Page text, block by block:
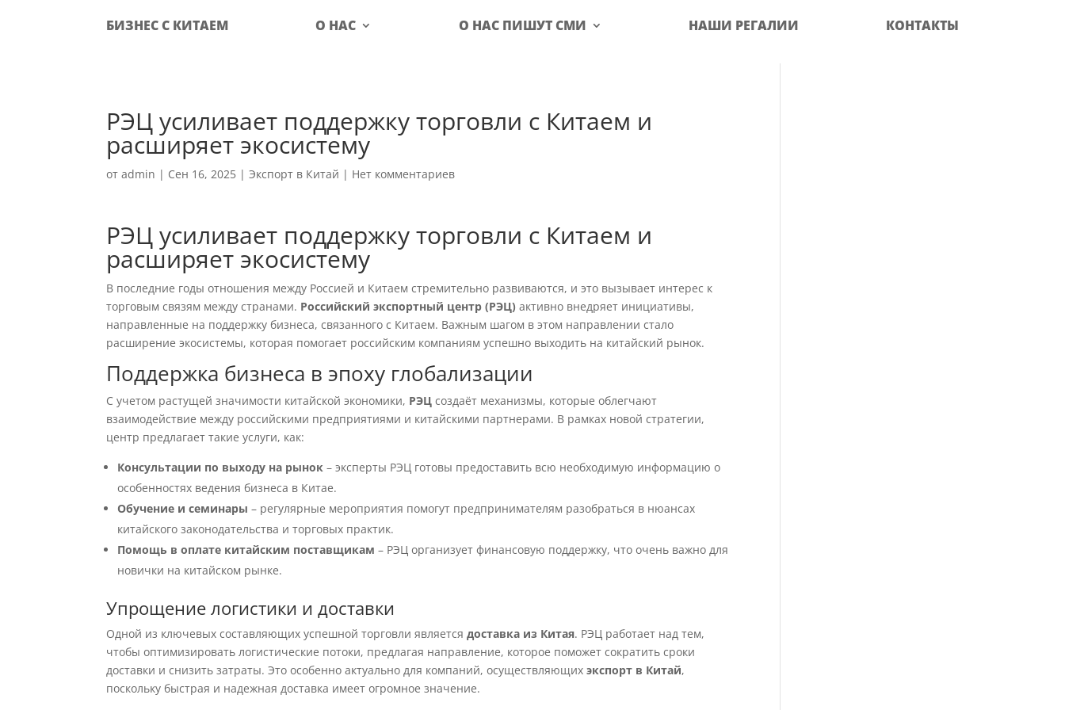
БИЗНЕС С КИТАЕМ О НАС О НАС ПИШУТ СМИ НАШИ РЕГАЛИИ КОНТАКТЫ
РЭЦ усиливает поддержку торговли с Китаем и
расширяет экосистему
отadmin | Сен 16, 2025 |Экспорт в Китай | Нет комментариев
РЭЦ усиливает поддержку торговли с Китаем и
расширяет экосистему
В последние годы отношения между Россией и Китаем стремительно развиваются, и это вызывает интерес к
торговым связям между странами. Российский экспортный центр (РЭЦ) активно внедряет инициативы,
направленные на поддержку бизнеса, связанного с Китаем. Важным шагом в этом направлении стало
расширение экосистемы, которая помогает российским компаниям успешно выходить на китайский рынок.
Поддержка бизнеса в эпоху глобализации
С учетом растущей значимости китайской экономики, РЭЦ создаёт механизмы, которые облегчают
взаимодействие между российскими предприятиями и китайскими партнерами. В рамках новой стратегии,
центр предлагает такие услуги, как:
Консультации по выходу на рынок – эксперты РЭЦ готовы предоставить всю необходимую информацию о
особенностях ведения бизнеса в Китае.
Обучение и семинары – регулярные мероприятия помогут предпринимателям разобраться в нюансах
китайского законодательства и торговых практик.
Помощь в оплате китайским поставщикам – РЭЦ организует финансовую поддержку, что очень важно для
новички на китайском рынке.
Упрощение логистики и доставки
Одной из ключевых составляющих успешной торговли являетсядоставка из Китая. РЭЦ работает над тем,
чтобы оптимизировать логистические потоки, предлагая направление, которое поможет сократить сроки
доставки и снизить затраты. Это особенно актуально для компаний, осуществляющихэкспорт в Китай,
поскольку быстрая и надежная доставка имеет огромное значение.